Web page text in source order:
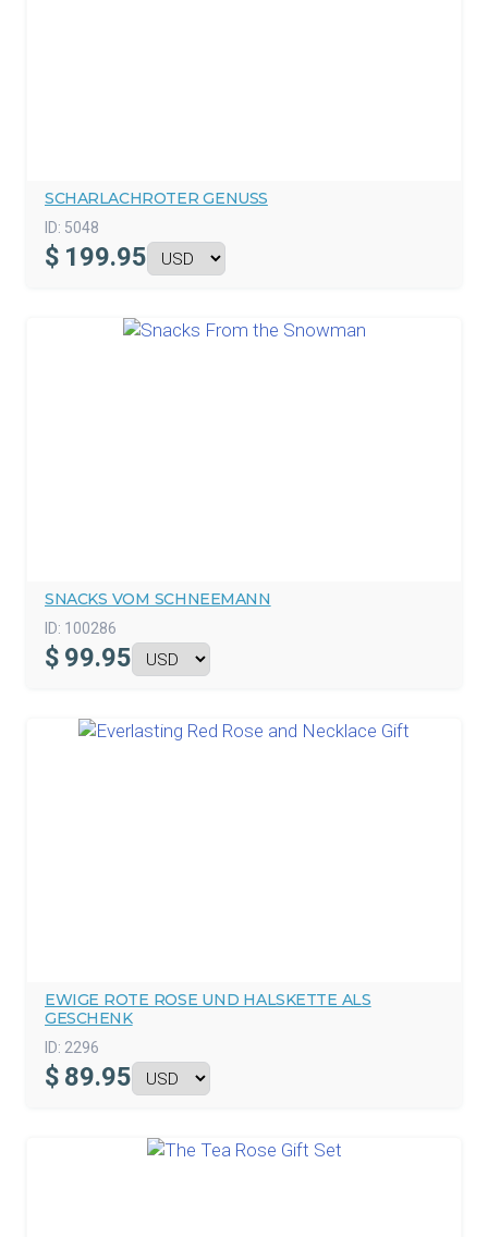
SCHARLACHROTER GENUSS
ID: 5048
$ 199.95
SNACKS VOM SCHNEEMANN
ID: 100286
$ 99.95
EWIGE ROTE ROSE UND HALSKETTE ALS
GESCHENK
ID: 2296
$ 89.95